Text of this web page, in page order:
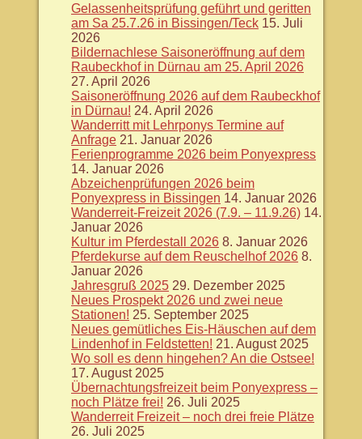
Gelassenheitsprüfung geführt und geritten
am Sa 25.7.26 in Bissingen/Teck 15. Juli
2026
Bildernachlese Saisoneröffnung auf dem
Raubeckhof in Dürnau am 25. April 2026
27. April 2026
Saisoneröffnung 2026 auf dem Raubeckhof
in Dürnau! 24. April 2026
Wanderritt mit Lehrponys Termine auf
Anfrage 21. Januar 2026
Ferienprogramme 2026 beim Ponyexpress
14. Januar 2026
Abzeichenprüfungen 2026 beim
Ponyexpress in Bissingen 14. Januar 2026
Wanderreit-Freizeit 2026 (7.9. – 11.9.26) 14.
Januar 2026
Kultur im Pferdestall 2026 8. Januar 2026
Pferdekurse auf dem Reuschelhof 2026 8.
Januar 2026
Jahresgruß 2025 29. Dezember 2025
Neues Prospekt 2026 und zwei neue
Stationen! 25. September 2025
Neues gemütliches Eis-Häuschen auf dem
Lindenhof in Feldstetten! 21. August 2025
Wo soll es denn hingehen? An die Ostsee!
17. August 2025
Übernachtungsfreizeit beim Ponyexpress –
noch Plätze frei! 26. Juli 2025
Wanderreit Freizeit – noch drei freie Plätze
26. Juli 2025